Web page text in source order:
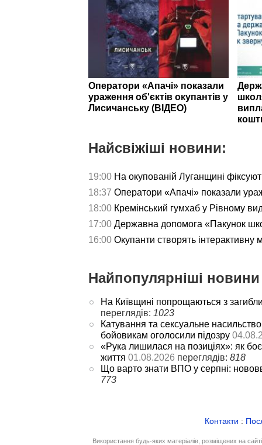
Оператори «Апачі» показали
ураження об'єктів окупантів у
Лисичанську (ВІДЕО)
Найсвіжіші новини:
19:00 На окупованій Луганщині
18:37 Оператори «Апачі» показали
18:00 Кремінський гумхаб у Рівному
17:00 Державна допомога «Пакунок
16:00 Окупанти створять інтерактивну
Найпопулярніші
На Київщині попрощаються з
переглядів: 1023
Катування та сексуальне
бойовикам оголосили підозру
«Рука лишилася на позиціях»: як
життя 01.08.2026 переглядів: 818
Що варто знати ВПО у серпні:
773
Контакти :
Використання будь-яких матеріалів, розміщених на